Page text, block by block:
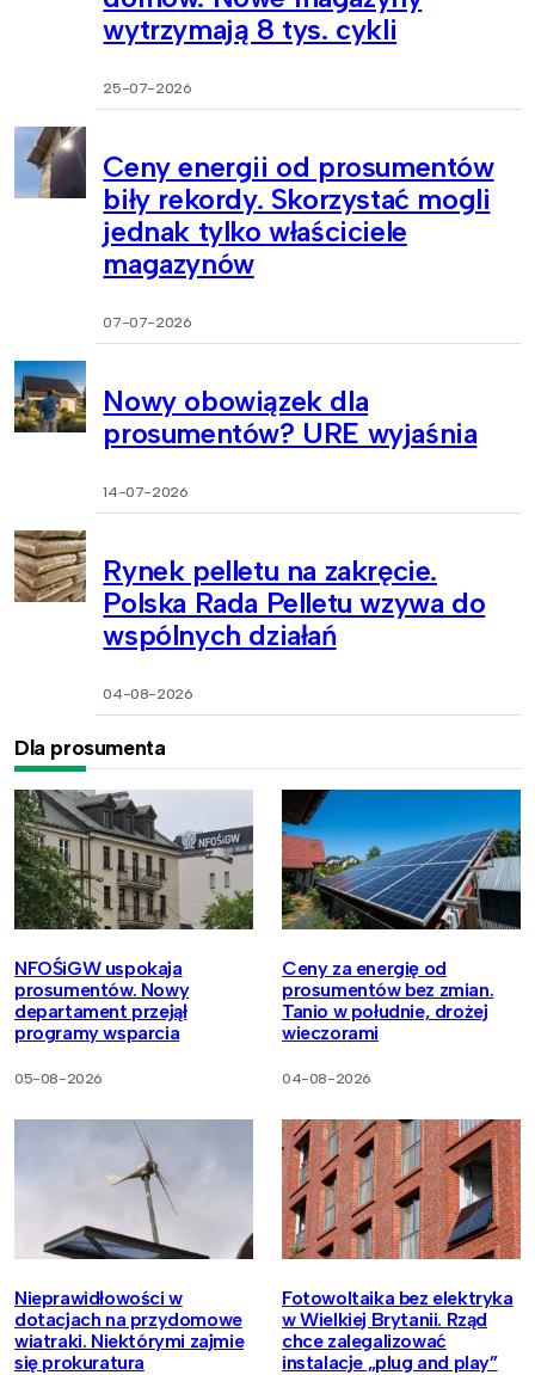
wytrzymają 8 tys. cykli
25-07-2026
Ceny energii od prosumentów
biły rekordy. Skorzystać mogli
jednak tylko właściciele
magazynów
07-07-2026
Nowy obowiązek dla
prosumentów? URE wyjaśnia
14-07-2026
Rynek pelletu na zakręcie.
Polska Rada Pelletu wzywa do
wspólnych działań
04-08-2026
Dla prosumenta
NFOŚiGW uspokaja
prosumentów. Nowy
departament przejął
programy wsparcia
05-08-2026
Ceny za energię od
prosumentów bez zmian.
Tanio w południe, drożej
wieczorami
04-08-2026
Nieprawidłowości w
dotacjach na przydomowe
wiatraki. Niektórymi zajmie
się prokuratura
Fotowoltaika bez elektryka
w Wielkiej Brytanii. Rząd
chce zalegalizować
instalacje „plug and play”